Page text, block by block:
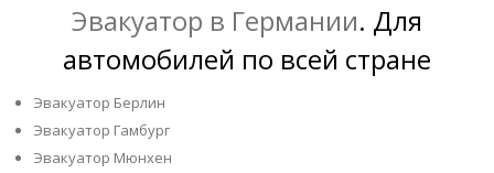
Эвакуатор в Германии. Для
автомобилей по всей стране
Эвакуатор Берлин
Эвакуатор Гамбург
Эвакуатор Мюнхен